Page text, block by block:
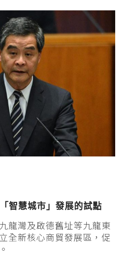
智慧城市」發展的試點
龍灣及啟德舊址等九龍東
全新核心商貿發展區，促